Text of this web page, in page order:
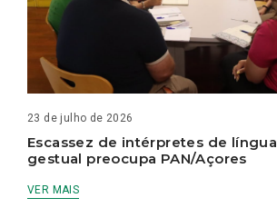
23 de julho de 2026
Escassez de intérpretes de língua
gestual preocupa PAN/Açores
VER MAIS